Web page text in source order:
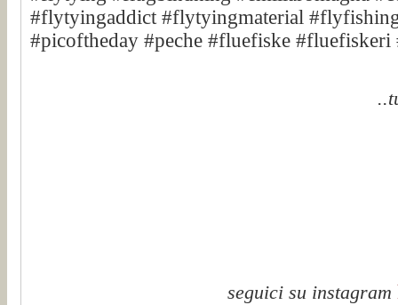
#flytyingaddict #flytyingmaterial
#picoftheday #peche #fluefiske
seguici su instagram